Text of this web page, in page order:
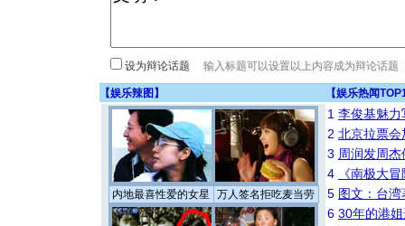
设为辩论话题
【娱乐辣图 】 【娱乐热闻
内地最喜性爱的女星 万人签名拒吃麦当劳
1 李俊基魅力
2 北京拉票
3 周润发周
4
《南极大
5 图文：台
6 30年的港